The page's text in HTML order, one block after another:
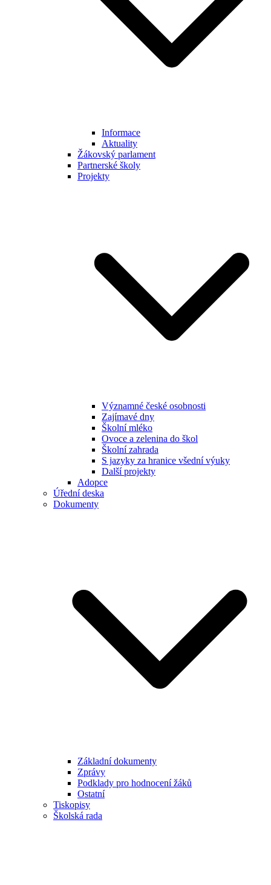
Informace
Aktuality
Žákovský parlament
Partnerské školy
Projekty
Významné české osobnosti
Zajímavé dny
Školní mléko
Ovoce a zelenina do škol
Školní zahrada
S jazyky za hranice všední výuky
Další projekty
Adopce
Úřední deska
Dokumenty
Základní dokumenty
Zprávy
Podklady pro hodnocení žáků
Ostatní
Tiskopisy
Školská rada